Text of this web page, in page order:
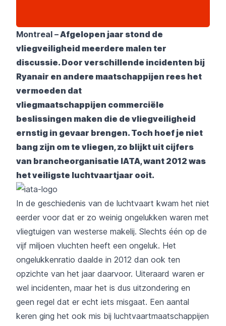
Montreal –Afgelopen jaar stond de
vliegveiligheid meerdere malen ter
discussie. Door verschillende incidenten bij
Ryanair en andere maatschappijen rees het
vermoeden dat
vliegmaatschappijen commerciële
beslissingen maken die de vliegveiligheid
ernstig in gevaar brengen. Toch hoef je niet
bang zijn om te vliegen, zo blijkt uit cijfers
van brancheorganisatie IATA, want 2012 was
het veiligste luchtvaartjaar ooit.
In de geschiedenis van de luchtvaart kwam het niet
eerder voor dat er zo weinig ongelukken waren met
vliegtuigen van westerse makelij. Slechts één op de
vijf miljoen vluchten heeft een ongeluk. Het
ongelukkenratio daalde in 2012 dan ook ten
opzichte van het jaar daarvoor. Uiteraard waren er
wel incidenten, maar het is dus uitzondering en
geen regel dat er echt iets misgaat. Een aantal
keren ging het ook mis bij luchtvaartmaatschappijen